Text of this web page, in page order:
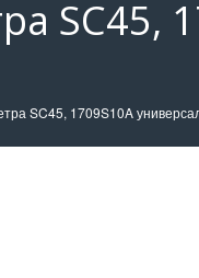
SC45,
SC45, 1709S10A